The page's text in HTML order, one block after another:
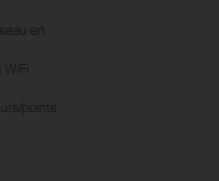
en
points